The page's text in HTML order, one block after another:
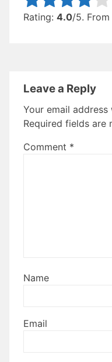
Rate this item:
Rating: 4.0/5. From
Leave a Reply
Your email
Required fields are
Comment *
Name
Email